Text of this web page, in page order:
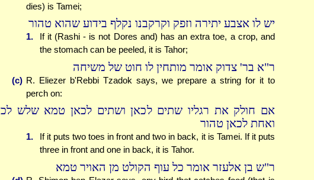
dies) is Tamei;
יש לו אצבע יתירה וזפק וקרקבנו נקלף בידוע שהוא טהור
1.
If it (Rashi - is not Dores and) has an extra toe, a crop, and
the stomach can be peeled, it is Tahor;
ר"א בר' צדוק אומר מותחין לו חוט של משיחה
(c) R. Eliezer b'Rebbi Tzadok says, we prepare a string for it to
perch on:
אם חולק את רגליו שתים לכאן ושתים לכאן טמא שלש
ואחת לכאן טהור
1.
If it puts two toes in front and two in back, it is Tamei. If it puts
three in front and one in back, it is Tahor.
ר"ש בן אלעזר אומר כל עוף הקולט מן האויר טמא